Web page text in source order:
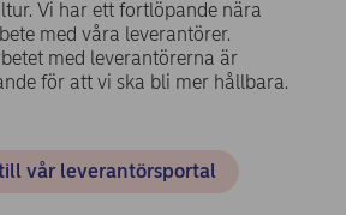
Vi har ett fortlöpande nära
med våra leverantörer.
med leverantörerna är
för att vi ska bli mer hållbara.
vår leverantörsportal